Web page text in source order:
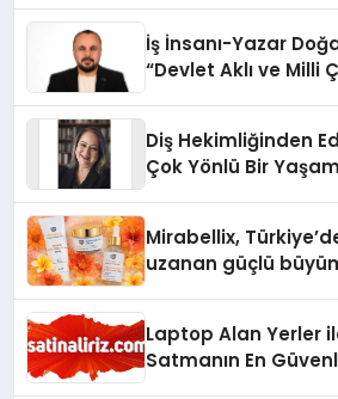
İş İnsanı-Yazar
“Devlet Aklı ve Milli
Diş Hekimliğinden
Çok Yönlü Bir
Mirabellix,
uzanan güçlü
Laptop Alan Yerler
Satmanın En